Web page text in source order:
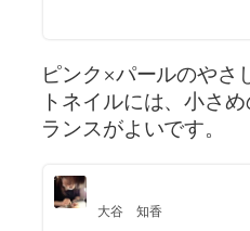
ピンク×パールのやさ
トネイルには、小さ
ランスがよいです。
大谷 知香